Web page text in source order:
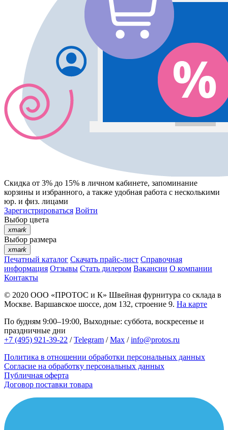
Скидка от 3% до 15% в личном кабинете, запоминание
корзины и избранного, а также удобная работа с несколькими
юр. и физ. лицами
Зарегистрироваться Войти
Выбор цвета
xmark
Выбор размера
xmark
Печатный каталог Скачать прайс-лист Справочная
информация Отзывы Стать дилером Вакансии О компании
Контакты
© 2020 ООО «ПРОТОС и К» Швейная фурнитура со склада в
Москве. Варшавское шоссе, дом 132, строение 9. На карте
По будням 9:00–19:00, Выходные: суббота, воскресенье и
праздничные дни
+7 (495) 921-39-22 /Telegram /Max /info@protos.ru
Политика в отношении обработки персональных данных
Согласие на обработку персональных данных
Публичная оферта
Договор поставки товара